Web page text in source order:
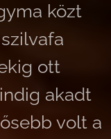
közt
ott
akadt
volt a